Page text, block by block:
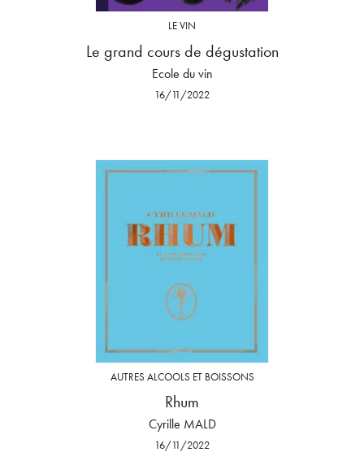
LE VIN
Le grand cours de dégustation
Ecole du vin
16/11/2022
AUTRES ALCOOLS ET BOISSONS
Rhum
Cyrille MALD
16/11/2022